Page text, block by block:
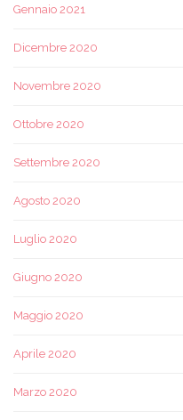
Gennaio 2021
Dicembre 2020
Novembre 2020
Ottobre 2020
Settembre 2020
Agosto 2020
Luglio 2020
Giugno 2020
Maggio 2020
Aprile 2020
Marzo 2020